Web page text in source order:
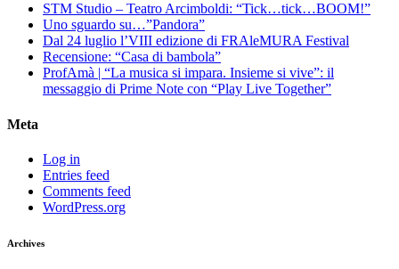
STM Studio – Teatro Arcimboldi: “Tick…tick…BOOM!”
Uno sguardo su…”Pandora”
Dal 24 luglio l’VIII edizione di FRAleMURA Festival
Recensione: “Casa di bambola”
ProfAmà | “La musica si impara. Insieme si vive”: il
messaggio di Prime Note con “Play Live Together”
Meta
Log in
Entries feed
Comments feed
WordPress.org
Archives